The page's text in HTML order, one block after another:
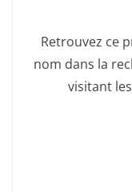
Retrouvez ce
nom dans la
visitant